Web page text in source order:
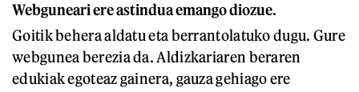
Webguneari ere astindua emango diozue.
Goitik behera aldatu eta berrantolatuko dugu. Gure
webgunea berezia da. Aldizkariaren beraren
edukiak egoteaz gainera, gauza gehiago ere